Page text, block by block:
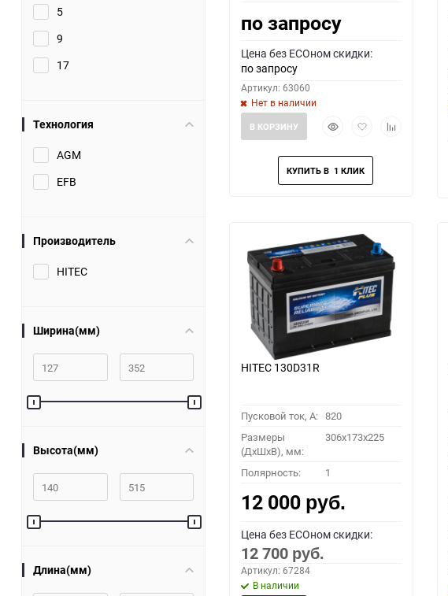
5
9
17
Технология
AGM
EFB
Производитель
HITEC
Ширина(мм)
Высота(мм)
Длина(мм)
по запросу
Цена без ECOном скидки:
по запросу
Артикул: 63060
Нет в наличии
БыстрыйДобавить
избранное
Добавить
В КОРЗИНУ
HITEC 130D31R
Пусковой ток, A: 820
Размеры
(ДхШхВ), мм:
306x173x225
Полярность: 1
12 000 руб.
Цена без ECOном скидки:
12 700 руб.
Артикул: 67284
В наличии